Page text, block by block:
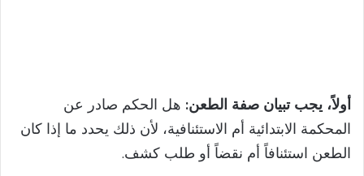
أولاً، يجب تبيان صفة الطعن: هل الحكم صادر عن
المحكمة الابتدائية أم الاستئنافية، لأن ذلك يحدد ما إذا كان
الطعن استئنافاً أم نقضاً أو طلب كشف.